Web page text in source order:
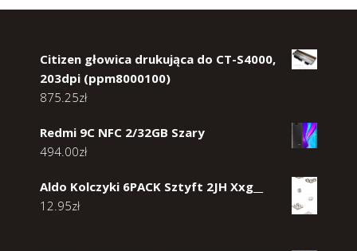
Citizen głowica drukująca do CT-S4000,
203dpi (ppm8000100)
875.25zł
Redmi 9C NFC 2/32GB Szary
494.00zł
Aldo Kolczyki 6PACK Sztyft 2JH Xxg__
12.95zł